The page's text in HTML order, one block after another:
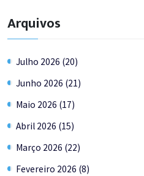
Arquivos
Julho 2026 (20)
Junho 2026 (21)
Maio 2026 (17)
Abril 2026 (15)
Março 2026 (22)
Fevereiro 2026 (8)